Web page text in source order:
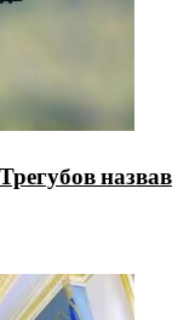
назвав